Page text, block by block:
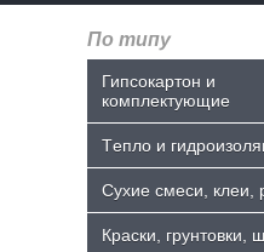
По типу
Гипсокартон и
комплектующие
Tепло и
Сухие смеси, клеи,
Краски, грунтовки,